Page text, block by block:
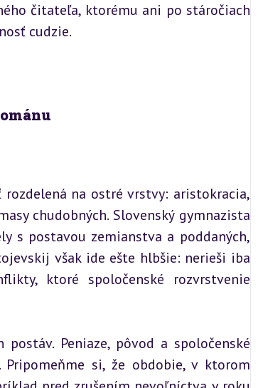
čitateľa, ktorému ani po stáročiach
cudzie.
rozdelená na ostré vrstvy: aristokracia,
chudobných. Slovenský gymnazista
s postavou zemianstva a poddaných,
však ide ešte hlbšie: nerieši iba
ktoré spoločenské rozvrstvenie
Peniaze, pôvod a spoločenské
si, že obdobie, v ktorom